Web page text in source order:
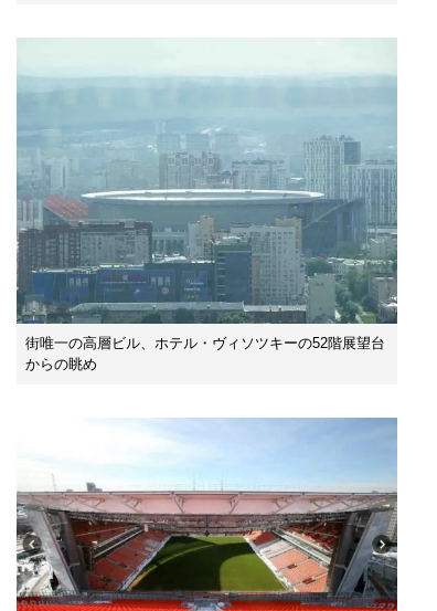
街唯一の高層ビル、ホテル・ヴィソツキーの52階展望台
からの眺め